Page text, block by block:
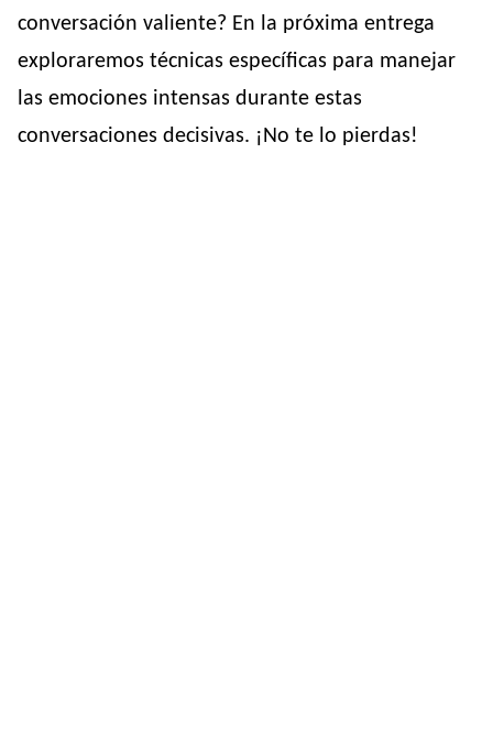
conversación valiente? En la próxima entrega
exploraremos técnicas específicas para manejar
las emociones intensas durante estas
conversaciones decisivas. ¡No te lo pierdas!